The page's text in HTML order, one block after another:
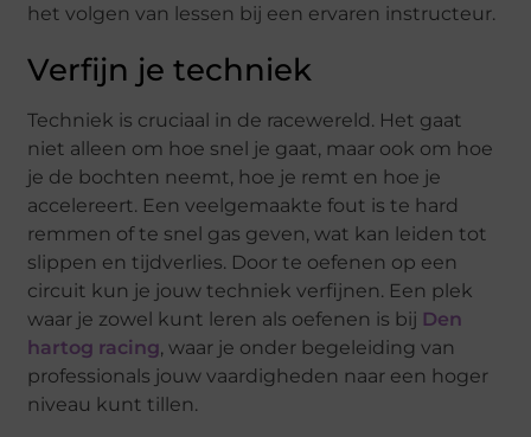
het volgen van lessen bij een ervaren instructeur.
Verfijn je techniek
Techniek is cruciaal in de racewereld. Het gaat
niet alleen om hoe snel je gaat, maar ook om hoe
je de bochten neemt, hoe je remt en hoe je
accelereert. Een veelgemaakte fout is te hard
remmen of te snel gas geven, wat kan leiden tot
slippen en tijdverlies. Door te oefenen op een
circuit kun je jouw techniek verfijnen. Een plek
waar je zowel kunt leren als oefenen is bij Den
hartog racing, waar je onder begeleiding van
professionals jouw vaardigheden naar een hoger
niveau kunt tillen.